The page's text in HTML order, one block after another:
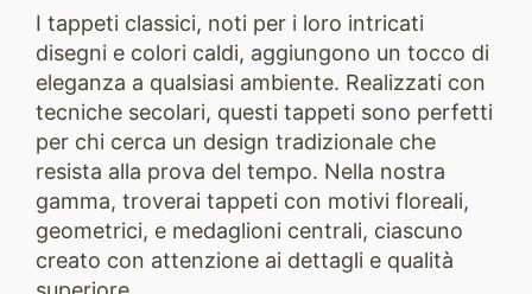
I tappeti classici, noti per i loro intricati
disegni e colori caldi, aggiungono un tocco di
eleganza a qualsiasi ambiente. Realizzati con
tecniche secolari, questi tappeti sono perfetti
per chi cerca un design tradizionale che
resista alla prova del tempo. Nella nostra
gamma, troverai tappeti con motivi floreali,
geometrici, e medaglioni centrali, ciascuno
creato con attenzione ai dettagli e qualità